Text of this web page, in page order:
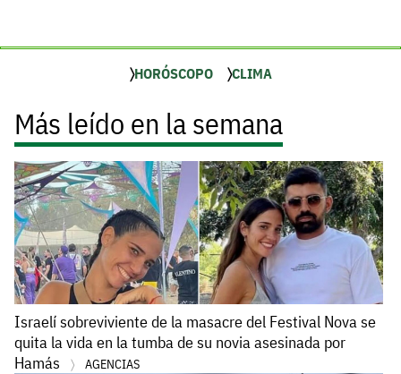
HORÓSCOPO CLIMA
Más leído en la semana
Israelí sobreviviente de la masacre del Festival Nova se
quita la vida en la tumba de su novia asesinada por
Hamás
AGENCIAS